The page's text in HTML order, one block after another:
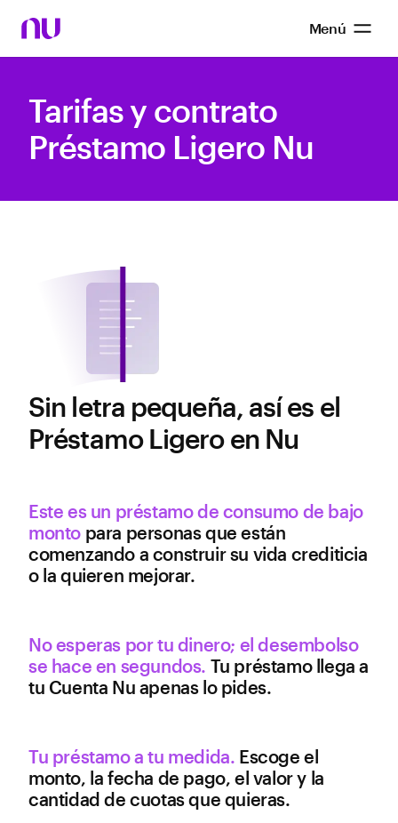
Menú
Tarifas y contrato
Préstamo Ligero Nu
Sin letra pequeña, así es el
Préstamo Ligero en Nu
Este es un préstamo de consumo de bajo
monto para personas que están
comenzando a construir su vida crediticia
o la quieren mejorar.
No esperas por tu dinero; el desembolso
se hace en segundos. Tu préstamo llega a
tu Cuenta Nu apenas lo pides.
Tu préstamo a tu medida. Escoge el
monto, la fecha de pago, el valor y la
cantidad de cuotas que quieras.